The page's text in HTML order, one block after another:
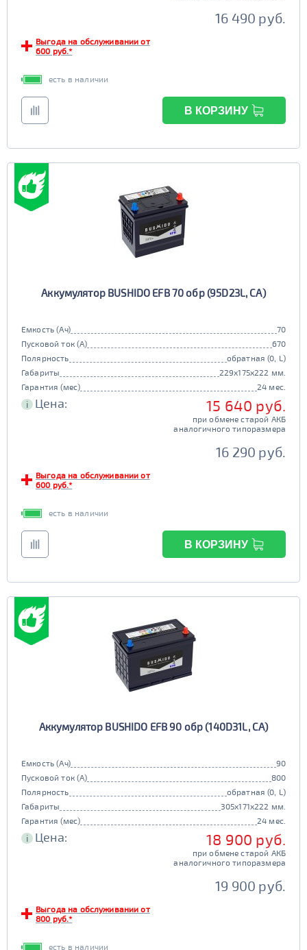
16 490 руб.
Выгода на обслуживании от
600 руб.*
есть в наличии
В КОРЗИНУ
Аккумулятор BUSHIDO EFB 70 обр (95D23L, CA)
Емкость (Ач)
70
Пусковой ток (А)
670
Полярность
обратная (0, L)
Габариты
229x175x222 мм.
Гарантия (мес)
24 мес.
i Цена: 15 640 руб.
при обмене старой АКБ
аналогичного типоразмера
16 290 руб.
Выгода на обслуживании от
600 руб.*
есть в наличии
В КОРЗИНУ
Аккумулятор BUSHIDO EFB 90 обр (140D31L, CA)
Емкость (Ач)
90
Пусковой ток (А)
800
Полярность
обратная (0, L)
Габариты
305x171x222 мм.
Гарантия (мес)
24 мес.
i Цена: 18 900 руб.
при обмене старой АКБ
аналогичного типоразмера
19 900 руб.
Выгода на обслуживании от
800 руб.*
есть в наличии